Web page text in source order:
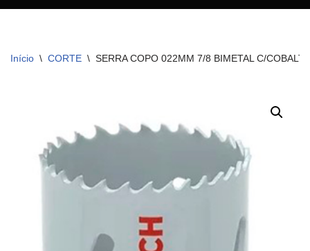
Início \ CORTE \ SERRA COPO 022MM 7/8 BIMETAL C/